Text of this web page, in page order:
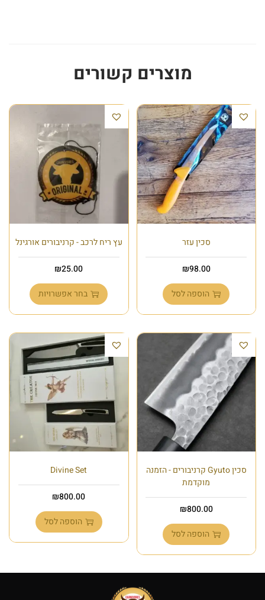
מוצרים קשורים
סכין עזר
₪98.00
הוספה לסל
עץ ריח לרכב - קרניבורים אורגינל
₪25.00
בחר אפשרויות
סכין Gyuto קרניבורים - הזמנה
מוקדמת
₪800.00
הוספה לסל
Divine Set
₪800.00
הוספה לסל